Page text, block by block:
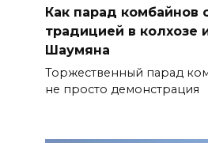
Как парад комбайнов
традицией в колхозе
Шаумяна
Торжественный парад
не просто демонстрация